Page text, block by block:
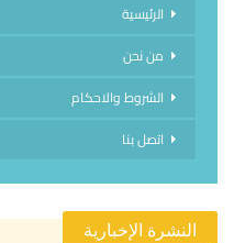
الرئيسية
من نحن
الشروط والاحكام
اتصل بنا
النشرة الإخبارية